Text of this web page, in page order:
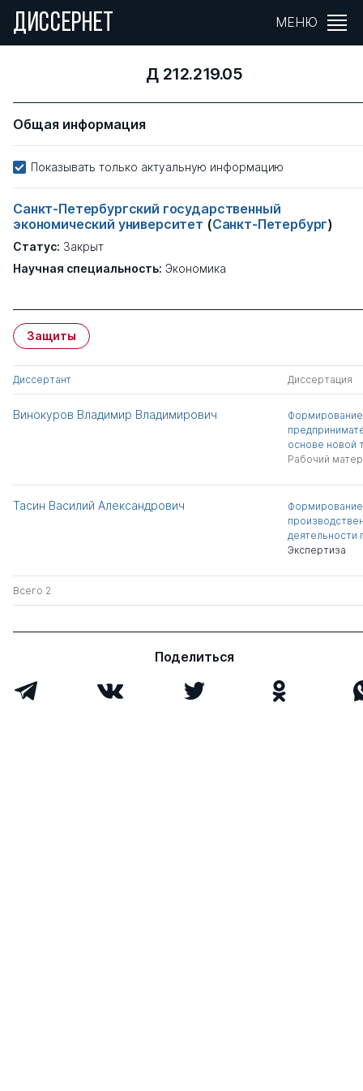
ДИССЕРНЕТ МЕНЮ
Д 212.219.05
Общая информация
Показывать только актуальную информацию
Санкт-Петербургский государственный
экономический университет (Санкт-Петербург)
Статус: Закрыт
Научная специальность: Экономика
Защиты
Диссертант Диссертация
Винокуров Владимир Владимирович
Формирование
основе новой
Рабочий
Тасин Василий Александрович
деятельности
Экспертиза
Всего 2
Поделиться